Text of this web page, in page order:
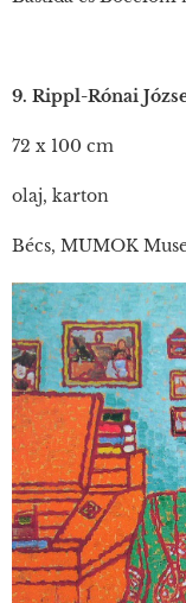
9. Rippl-Rónai
72 x 100 cm
olaj, karton
Bécs, MUMOK